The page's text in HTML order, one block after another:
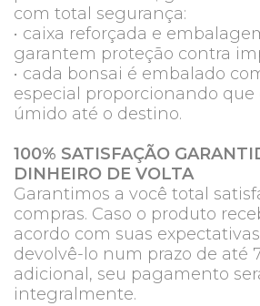
com total segurança:
• caixa reforçada e
garantem proteção contra
• cada bonsai é embalado
especial proporcionando que
úmido até o destino.
100% SATISFAÇÃO
DINHEIRO DE VOLTA
Garantimos a você total
compras. Caso o produto
acordo com suas
devolvê-lo num prazo de até
adicional, seu pagamento
integralmente.